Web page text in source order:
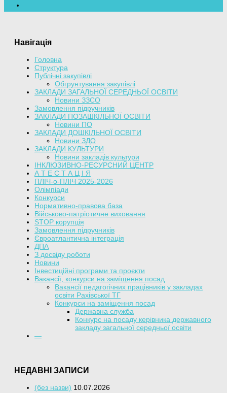
Навігація
Головна
Структура
Публічні закупівлі
Обгрунтування закупівлі
ЗАКЛАДИ ЗАГАЛЬНОЇ СЕРЕДНЬОЇ ОСВІТИ
Новини ЗЗСО
Замовлення підручників
ЗАКЛАДИ ПОЗАШКІЛЬНОЇ ОСВІТИ
Новини ПО
ЗАКЛАДИ ДОШКІЛЬНОЇ ОСВІТИ
Новини ЗДО
ЗАКЛАДИ КУЛЬТУРИ
Новини закладів культури
ІНКЛЮЗИВНО-РЕСУРСНИЙ ЦЕНТР
А Т Е С Т А Ц І Я
ПЛІЧ-о-ПЛІЧ 2025-2026
Олімпіади
Конкурси
Нормативно-правова база
Військово-патріотичне виховання
STOP корупція
Замовлення підручників
Євроатлантична інтеграція
ДПА
З досвіду роботи
Новини
Інвестиційні програми та проєкти
Вакансії, конкурси на заміщення посад
Вакансії педагогічних працівників у закладах
освіти Рахівської ТГ
Конкурси на заміщення посад
Державна служба
Конкурс на посаду керівника державного
закладу загальної середньої освіти
—
НЕДАВНІ ЗАПИСИ
(без назви) 10.07.2026